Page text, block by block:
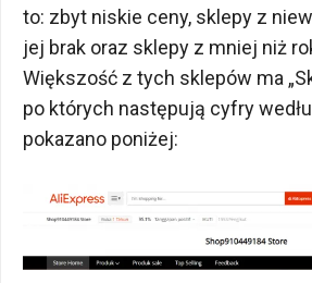
to: zbyt niskie ceny, sklepy z
jej brak oraz sklepy z mniej niż
Większość z tych sklepów ma
po których następują cyfry
pokazano poniżej: